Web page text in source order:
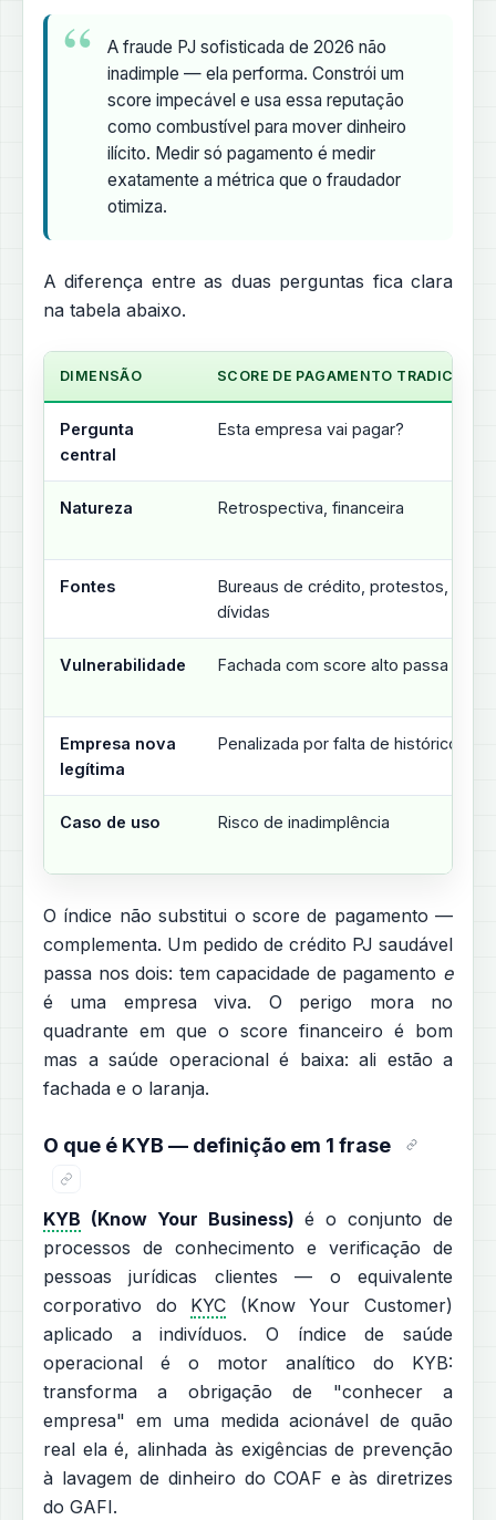
A fraude PJ sofisticada de 2026 não
inadimple — ela performa. Constrói um
score impecável e usa essa reputação
como combustível para mover dinheiro
ilícito. Medir só pagamento é medir
exatamente a métrica que o fraudador
otimiza.
A diferença entre as duas perguntas fica clara
na tabela abaixo.
DIMENSÃO SCORE DE PAGAMENTO
Pergunta
central
Esta empresa vai pagar?
Natureza Retrospectiva, financeira
Fontes
Bureaus de crédito, protestos,
dívidas
Vulnerabilidade Fachada com score alto passa
Empresa nova
legítima
Penalizada por falta de histórico
Caso de uso Risco de inadimplência
O índice não substitui o score de pagamento —
complementa. Um pedido de crédito PJ saudável
passa nos dois: tem capacidade de pagamento e
é uma empresa viva. O perigo mora no
quadrante em que o score financeiro é bom
mas a saúde operacional é baixa: ali estão a
fachada e o laranja.
O que é KYB — definição em 1 frase
KYB (Know Your Business) é o conjunto de
processos de conhecimento e verificação de
pessoas jurídicas clientes — o equivalente
corporativo do KYC (Know Your Customer)
aplicado a indivíduos. O índice de saúde
operacional é o motor analítico do KYB:
transforma a obrigação de "conhecer a
empresa" em uma medida acionável de quão
real ela é, alinhada às exigências de prevenção
à lavagem de dinheiro do COAF e às diretrizes
do GAFI.